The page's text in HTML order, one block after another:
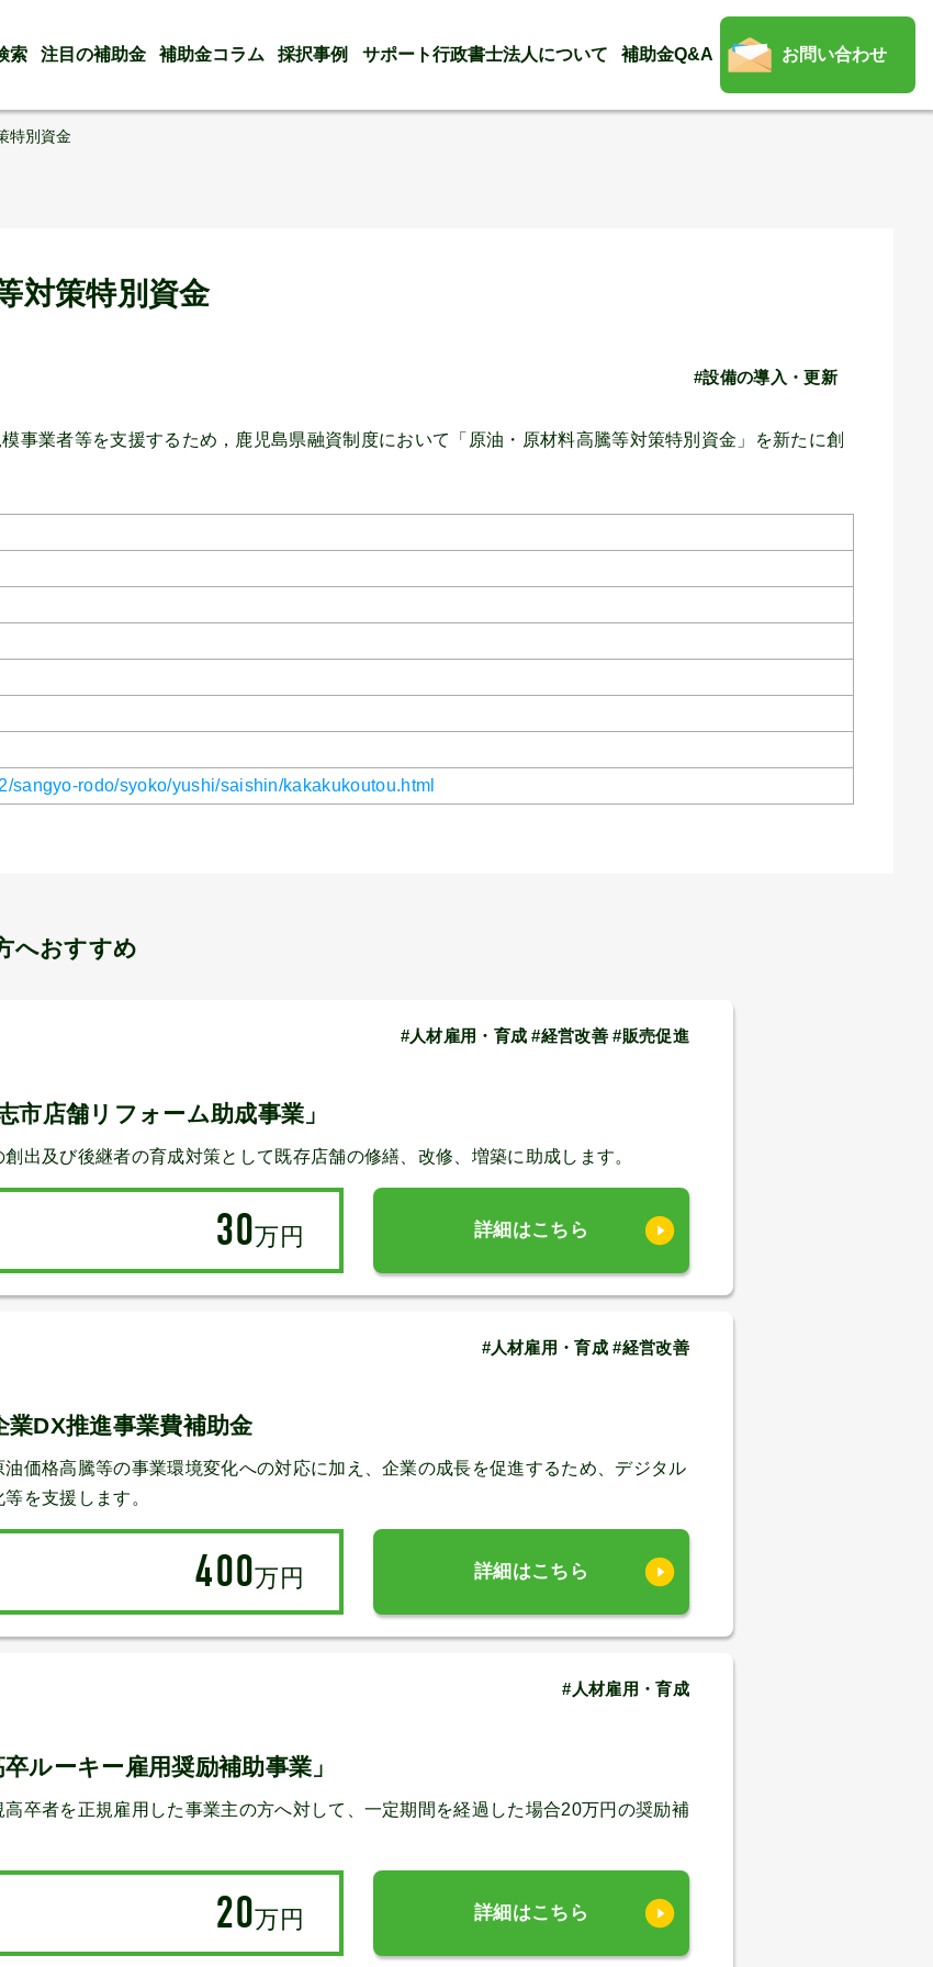
索 注目の補助金 補助金コラム 採択事例 サポート行政書士法人について 補助金Q&A お問い合わせ
特別資金
対策特別資金
#設備の導入・更新
事業者等を支援するため，鹿児島県融資制度において「原油・原材料高騰等対策特別資金」を新たに創
sangyo-rodo/syoko/yushi/saishin/kakakukoutou.html
へおすすめ
#人材雇用・育成 #経営改善 #販売促進
市店舗リフォーム助成事業」
出及び後継者の育成対策として既存店舗の修繕、改修、増築に助成します。
30万円 詳細はこちら
#人材雇用・育成 #経営改善
業DX推進事業費補助金
価格高騰等の事業環境変化への対応に加え、企業の成長を促進するため、デジタル
を支援します。
400万円 詳細はこちら
#人材雇用・育成
ルーキー雇用奨励補助事業」
卒者を正規雇用した事業主の方へ対して、一定期間を経過した場合20万円の奨励補
20万円 詳細はこちら